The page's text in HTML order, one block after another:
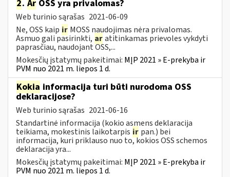
2. Ar OSS yra privalomas?
Web turinio sąrašas 2021-06-09
Ne, OSS kaip ir MOSS naudojimas nėra privalomas.
Asmuo gali pasirinkti, aratitinkamas prievoles vykdyti
paprasčiau, naudojant OSS,...
Mokesčių įstatymų pakeitimai: MĮP 2021 » E-prekyba ir
PVM nuo 2021 m. liepos 1 d.
Kokia informacija turi būti nurodoma OSS
deklaracijose?
Web turinio sąrašas 2021-06-16
Standartinė informacija (kokio asmens deklaracija
teikiama, mokestinis laikotarpis ir pan.) bei
informacija, kuri priklauso nuo to, kokios OSS schemos
deklaracija yra...
Mokesčių įstatymų pakeitimai: MĮP 2021 » E-prekyba ir
PVM nuo 2021 m. liepos 1 d.